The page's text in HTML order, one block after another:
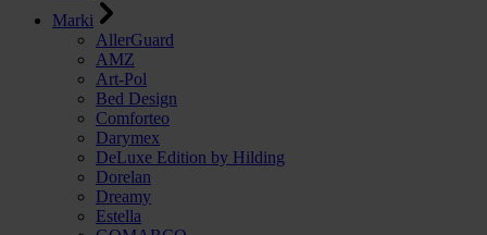
Marki
AllerGuard
AMZ
Art-Pol
Bed Design
Comforteo
Darymex
DeLuxe Edition by Hilding
Dorelan
Dreamy
Estella